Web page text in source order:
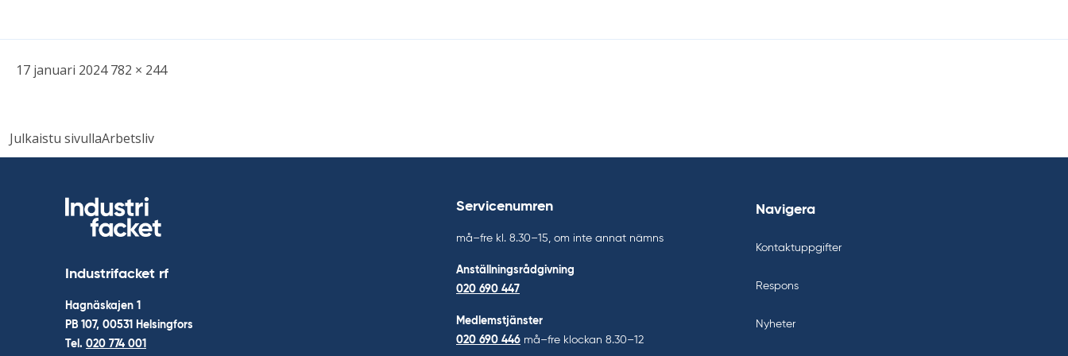
Skriven
17 januari 2024 Bild
storlek
782 × 244
Inläggsnavigering
Julkaistu sivullaArbetsliv
Industrifacket rf
Hagnäskajen 1
PB 107, 00531 Helsingfors
Tel. 020 774 001
Servicenumren
må–fre kl. 8.30–15, om inte annat nämns
Anställningsrådgivning
020 690 447
Medlemstjänster
020 690 446 må–fre klockan 8.30–12
Navigera
Kontaktuppgifter
Respons
Nyheter